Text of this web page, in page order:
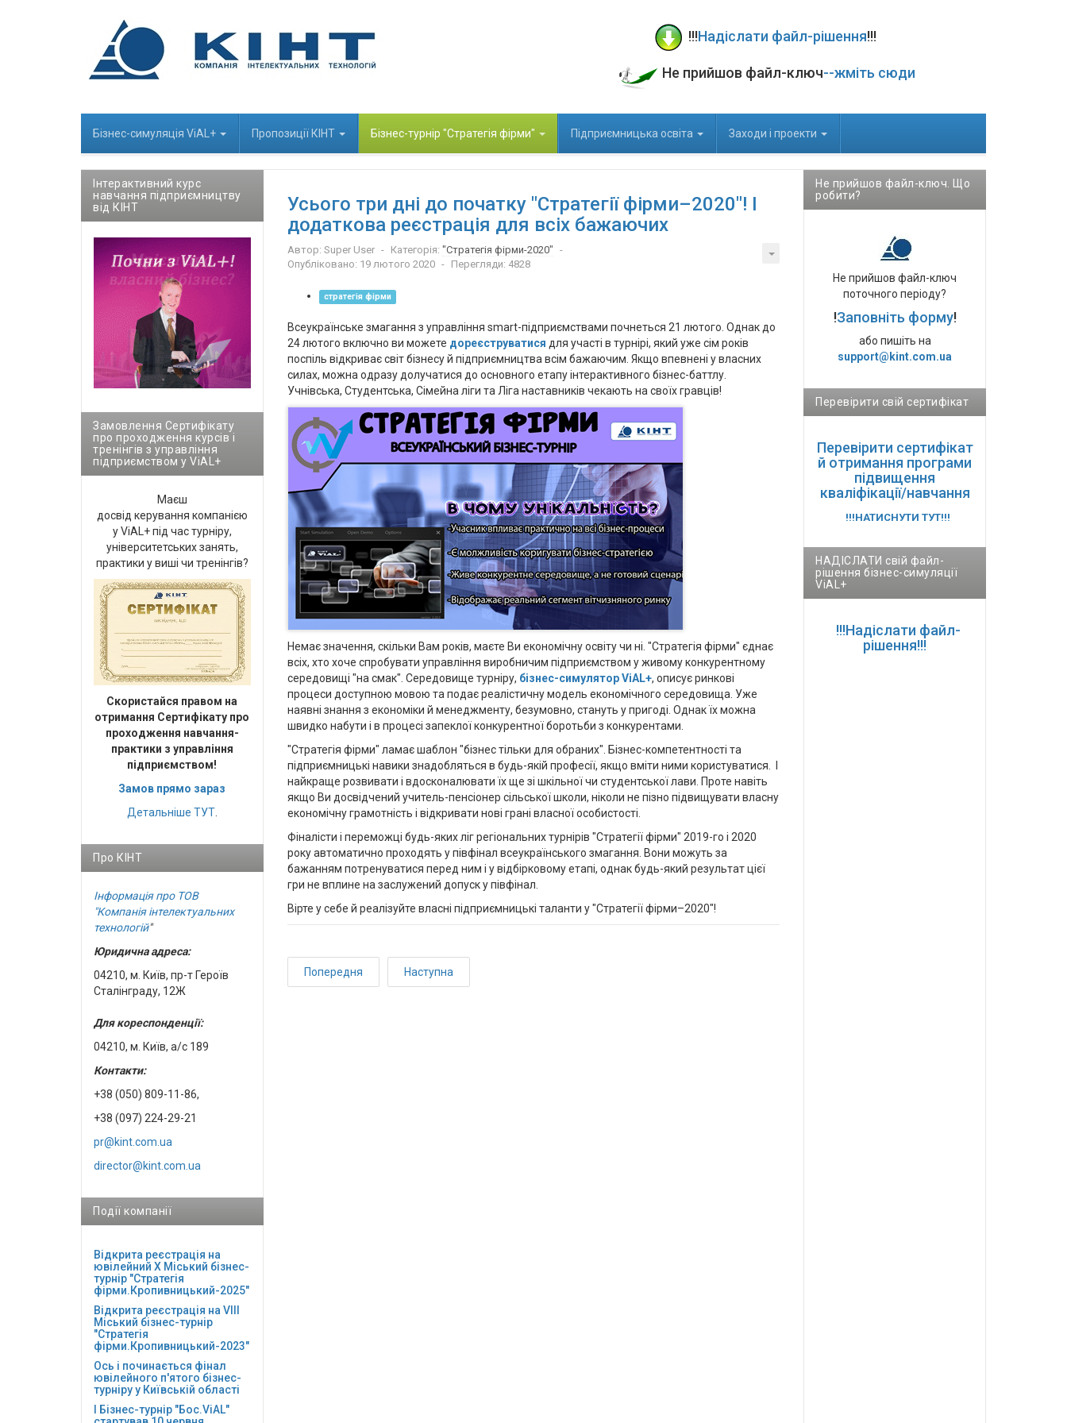
!!!Надіслати файл-рішення!!!
Не прийшов файл-ключ--жміть сюди
Бізнес-cимуляція ViAL+ Пропозиції КІНТ Бізнес-турнір "Стратегія фірми" Підприємницька освіта Заходи і проекти
Усього три дні до початку "Стратегії фірми–2020"! І
додаткова реєстрація для всіх бажаючих
Автор: Super User Категорія: "Стратегія фірми-2020"
Опубліковано: 19 лютого 2020
Перегляди: 4828
стратегія фірми
Всеукраїнське змагання з управління smart-підприємствами почнеться 21 лютого. Однак до
24 лютого включно ви можете дореєструватися для участі в турнірі, який уже сім років
поспіль відкриває світ бізнесу й підприємництва всім бажаючим. Якщо впевнені у власних
силах, можна одразу долучатися до основного етапу інтерактивного бізнес-баттлу.
Учнівська, Студентська, Сімейна ліги та Ліга наставників чекають на своїх гравців!
Немає значення, скільки Вам років, маєте Ви економічну освіту чи ні. "Стратегія фірми" єднає
всіх, хто хоче спробувати управління виробничим підприємством у живому конкурентному
середовищі "на смак". Середовище турніру, бізнес-симулятор ViAL+, описує ринкові
процеси доступною мовою та подає реалістичну модель економічного середовища. Уже
наявні знання з економіки й менеджменту, безумовно, стануть у пригоді. Однак їх можна
швидко набути і в процесі запеклої конкурентної боротьби з конкурентами.
"Стратегія фірми" ламає шаблон "бізнес тільки для обраних". Бізнес-компетентності та
підприємницькі навики знадобляться в будь-якій професії, якщо вміти ними користуватися. І
найкраще розвивати і вдосконалювати їх ще зі шкільної чи студентської лави. Проте навіть
якщо Ви досвідчений учитель-пенсіонер сільської школи, ніколи не пізно підвищувати власну
економічну грамотність і відкривати нові грані власної особистості.
Фіналісти і переможці будь-яких ліг регіональних турнірів "Стратегії фірми" 2019-го і 2020
року автоматично проходять у півфінал всеукраїнського змагання. Вони можуть за
бажанням потренуватися перед ним і у відбірковому етапі, однак будь-який результат цієї
гри не вплине на заслужений допуск у півфінал.
Вірте у себе й реалізуйте власні підприємницькі таланти у "Стратегії фірми–2020"!
Попередня Наступна
Інтерактивний курс
навчання підприємництву
від КІНТ
Замовлення Сертифікату
про проходження курсів і
тренінгів з управління
підприємством у ViAL+
Маєш
досвід керування компанією
у ViAL+ під час турніру,
університетських занять,
практики у виші чи тренінгів?
Cкористайся правом на
отримання Сертифікату про
проходження навчання-
практики з управління
підприємством!
Замов прямо зараз
Детальніше ТУТ.
Про КІНТ
Інформація про ТОВ
"Компанія інтелектуальних
технологій"
Юридична адреса:
04210, м. Київ, пр-т Героїв
Сталінграду, 12Ж
Для кореспонденції:
04210, м. Київ, а/с 189
Контакти:
+38 (050) 809-11-86,
+38 (097) 224-29-21
pr@kint.com.ua
director@kint.com.ua
Події компанії
Відкрита реєстрація на
ювілейний Х Міський бізнес-
турнір "Стратегія
фірми.Кропивницький-2025"
Відкрита реєстрація на VІІІ
Міський бізнес-турнір
"Стратегія
фірми.Кропивницький-2023"
Ось і починається фінал
ювілейного п'ятого бізнес-
турніру у Київській області
І Бізнес-турнір "Бос.ViAL"
Не прийшов файл-ключ. Що
робити?
Не прийшов файл-ключ
поточного періоду?
!Заповніть форму!
або пишіть на
support@kint.com.ua
Перевірити свій сертифікат
Перевірити сертифікат
й отримання програми
підвищення
кваліфікації/навчання
!!!НАТИСНУТИ ТУТ!!!
НАДІСЛАТИ свій файл-
рішення бізнес-симуляції
ViAL+
!!!Надіслати файл-
рішення!!!